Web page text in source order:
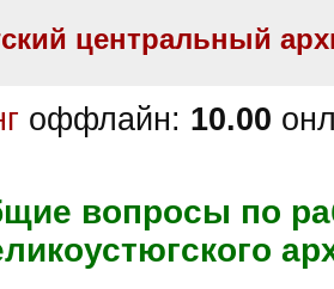
центральный
оффлайн: 10.00
вопросы по